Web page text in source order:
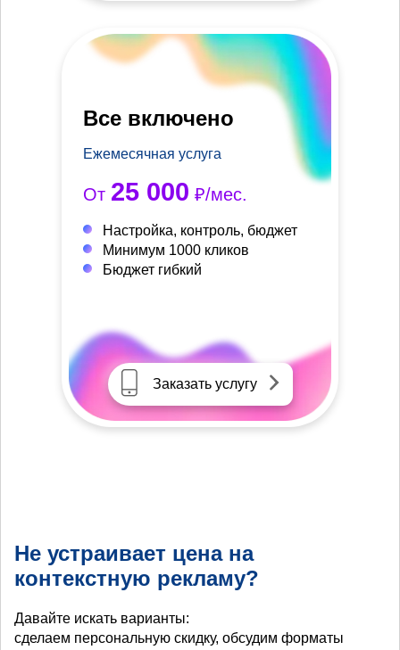
Все включено
Ежемесячная услуга
От 25 000 ₽/мес.
Настройка, контроль, бюджет
Минимум 1000 кликов
Бюджет гибкий
Заказать услугу
Не устраивает цена на
контекстную рекламу?
Давайте искать варианты:
сделаем персональную скидку, обсудим форматы